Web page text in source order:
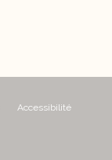
Accessibilité